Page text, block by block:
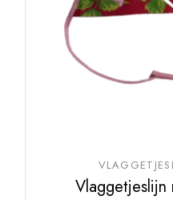
Vlaggetjeslijn